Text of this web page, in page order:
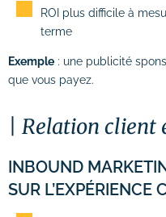
ROI plus difficile à
terme
Exemple : une publicité
que vous payez.
Relation client
INBOUND
SUR L’EXPÉRIENCE